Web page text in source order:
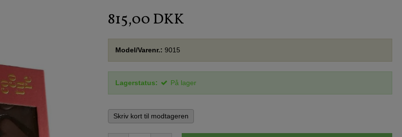
815,00 DKK
Model/Varenr.: 9015
Lagerstatus: På lager
Skriv kort til modtageren